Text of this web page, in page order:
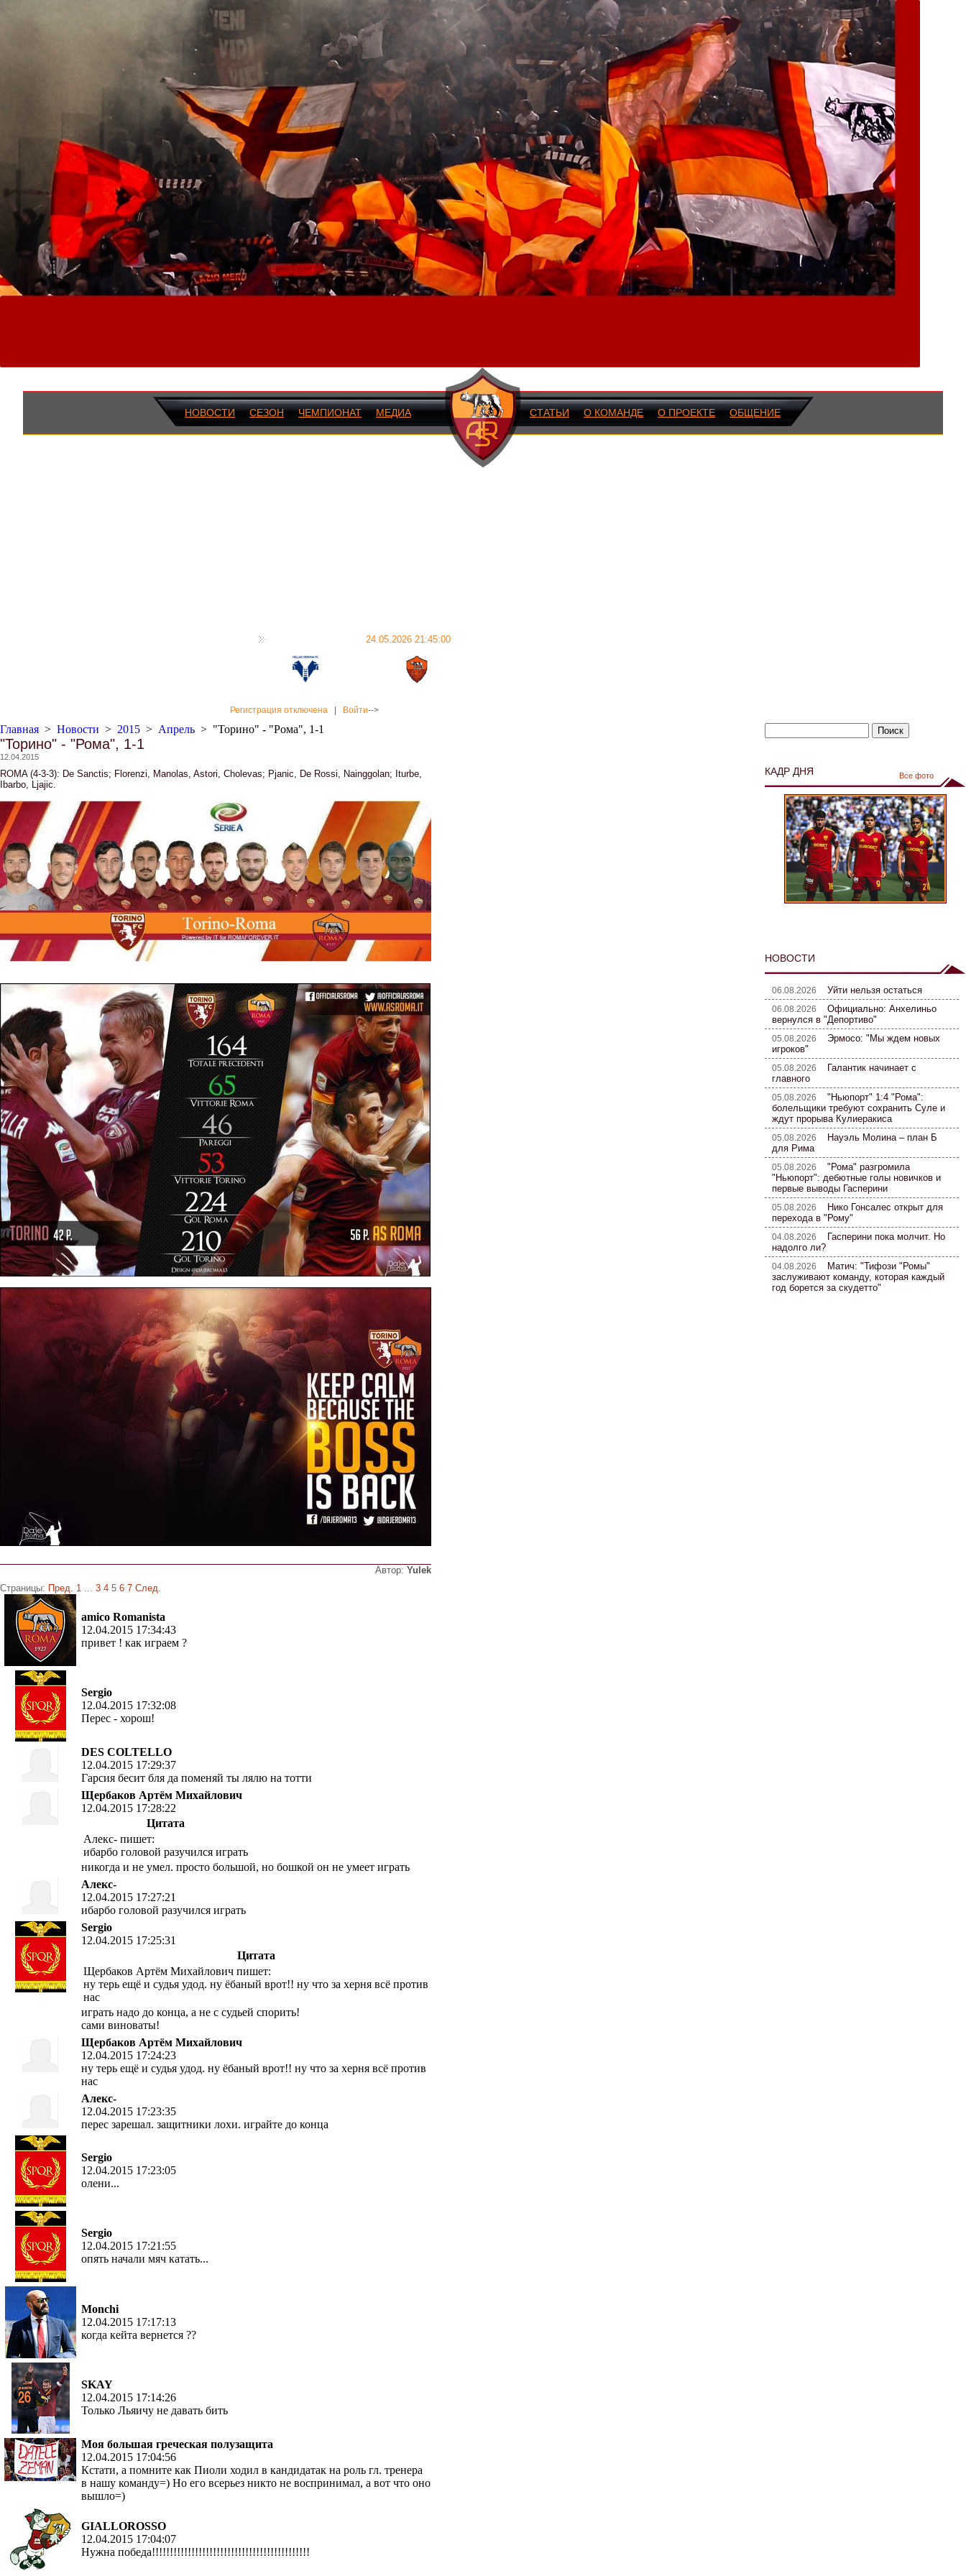
НОВОСТИ СЕЗОН ЧЕМПИОНАТ МЕДИА СТАТЬИ О КОМАНДЕ О ПРОЕКТЕ ОБЩЕНИЕ
24.05.2026 21:45:00
Регистрация отключена Войти-->
Главная > Новости > 2015 > Апрель > "Торино" - "Рома", 1-1
"Торино" - "Рома", 1-1
12.04.2015
ROMA (4-3-3): De Sanctis; Florenzi, Manolas, Astori, Cholevas; Pjanic, De Rossi, Nainggolan; Iturbe,
Ibarbo, Ljajic.
Автор: Yulek
Страницы: Пред. 1 ... 3 4 5 6 7 След.
amico Romanista
12.04.2015 17:34:43
привет ! как играем ?
Sergio
12.04.2015 17:32:08
Перес - хорош!
DES COLTELLO
12.04.2015 17:29:37
Гарсия бесит бля да поменяй ты лялю на тотти
Щербаков Артём Михайлович
12.04.2015 17:28:22
Цитата
Алекс- пишет:
ибарбо головой разучился играть
никогда и не умел. просто большой, но бошкой он не умеет играть
Алекс-
12.04.2015 17:27:21
ибарбо головой разучился играть
Sergio
12.04.2015 17:25:31
Цитата
Щербаков Артём Михайлович пишет:
ну терь ещё и судья удод. ну ёбаный врот!! ну что за херня всё против
нас
играть надо до конца, а не с судьей спорить!
сами виноваты!
Щербаков Артём Михайлович
12.04.2015 17:24:23
ну терь ещё и судья удод. ну ёбаный врот!! ну что за херня всё против
нас
Алекс-
12.04.2015 17:23:35
перес зарешал. защитники лохи. играйте до конца
Sergio
12.04.2015 17:23:05
олени...
Sergio
12.04.2015 17:21:55
опять начали мяч катать...
Monchi
12.04.2015 17:17:13
когда кейта вернется ??
SKAY
12.04.2015 17:14:26
Только Льяичу не давать бить
Моя большая греческая полузащита
12.04.2015 17:04:56
Кстати, а помните как Пиоли ходил в кандидатак на роль гл. тренера
в нашу команду=) Но его всерьез никто не воспринимал, а вот что оно
вышло=)
GIALLOROSSO
12.04.2015 17:04:07
Нужна победа!!!!!!!!!!!!!!!!!!!!!!!!!!!!!!!!!!!!!!!!!!!!
КАДР ДНЯ Все фото
НОВОСТИ
06.08.2026 Уйти нельзя остаться
06.08.2026 Официально: Анхелиньо
вернулся в "Депортиво"
05.08.2026 Эрмосо: "Мы ждем новых
игроков"
05.08.2026
Галантик начинает с
главного
05.08.2026 "Ньюпорт" 1:4 "Рома":
болельщики требуют сохранить Суле и
ждут прорыва Кулиеракиса
05.08.2026
Науэль Молина – план Б
для Рима
05.08.2026 "Рома" разгромила
"Ньюпорт": дебютные голы новичков и
первые выводы Гасперини
05.08.2026
Нико Гонсалес открыт для
перехода в "Рому"
04.08.2026
Гасперини пока молчит. Но
надолго ли?
04.08.2026
Матич: "Тифози "Ромы"
заслуживают команду, которая каждый
год борется за скудетто"